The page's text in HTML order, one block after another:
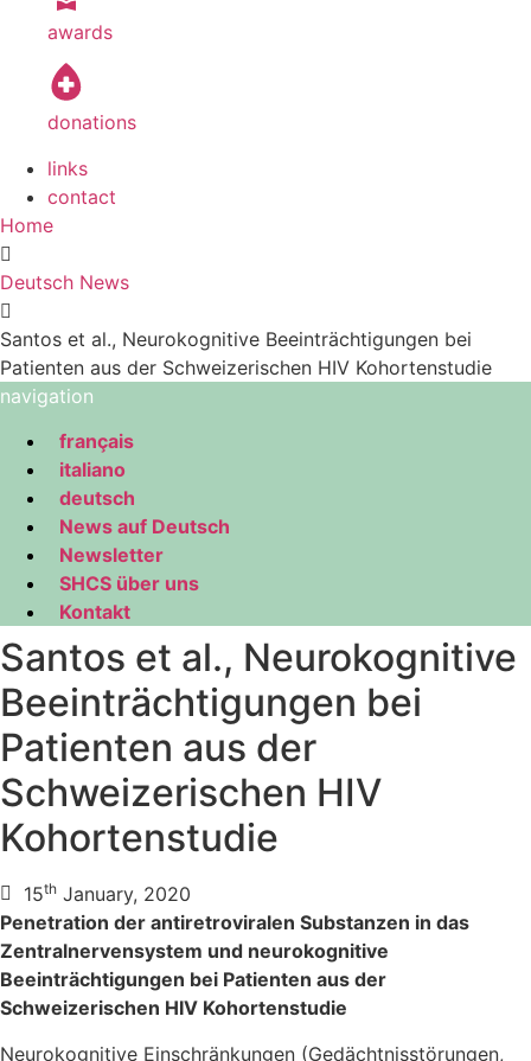
awards
donations
links
contact
Home
Deutsch News
Santos et al., Neurokognitive Beeinträchtigungen bei
Patienten aus der Schweizerischen HIV Kohortenstudie
navigation
français
italiano
deutsch
News auf Deutsch
Newsletter
SHCS über uns
Kontakt
Santos et al., Neurokognitive
Beeinträchtigungen bei
Patienten aus der
Schweizerischen HIV
Kohortenstudie
15th January, 2020
Penetration der antiretroviralen Substanzen in das
Zentralnervensystem und neurokognitive
Beeinträchtigungen bei Patienten aus der
Schweizerischen HIV Kohortenstudie
Neurokognitive Einschränkungen (Gedächtnisstörungen,